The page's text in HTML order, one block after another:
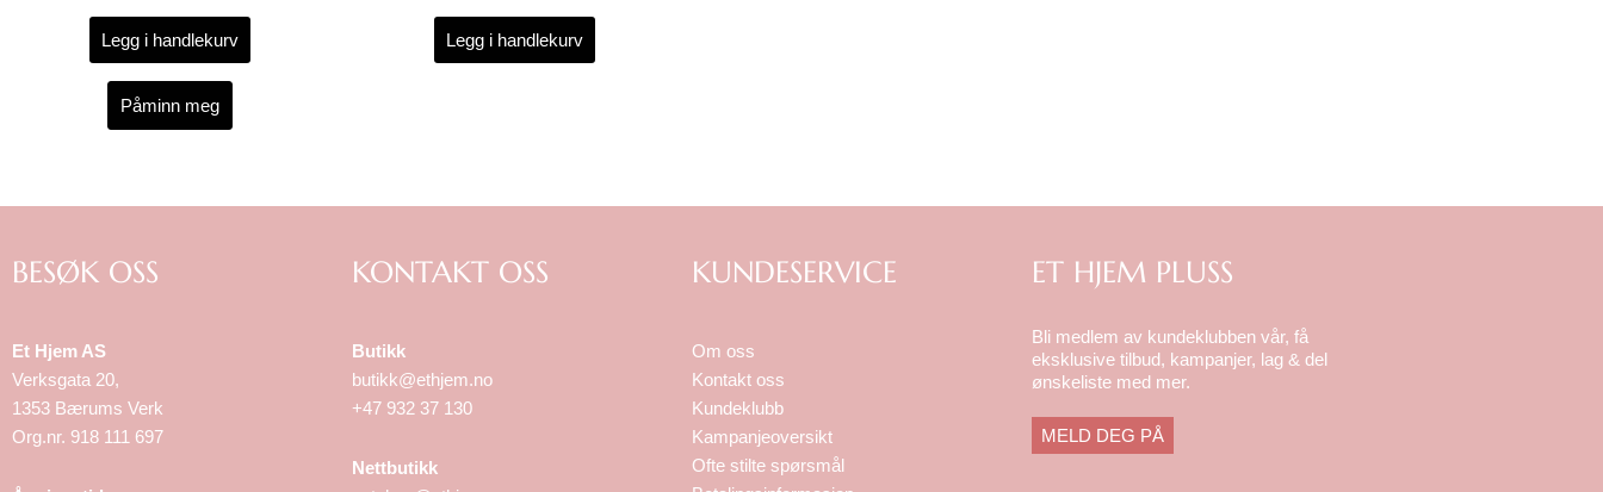
Legg i handlekurv
Påminn meg
Legg i handlekurv
BESØK OSS
Et Hjem AS
Verksgata 20,
1353 Bærums Verk
Org.nr. 918 111 697
KONTAKT OSS
Butikk
butikk@ethjem.no
+47 932 37 130
Nettbutikk
KUNDESERVICE
Om oss
Kontakt oss
Kundeklubb
Kampanjeoversikt
Ofte stilte spørsmål
ET HJEM PLUSS
Bli medlem av kundeklubben vår, få
eksklusive tilbud, kampanjer, lag & del
ønskeliste med mer.
MELD DEG PÅ